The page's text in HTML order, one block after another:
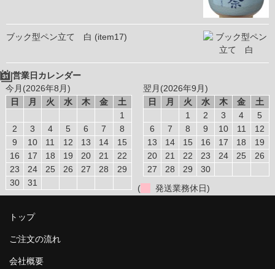
ブック型ペン立て 白 (item17)
営業日カレンダー
今月(2026年8月)
日
月 火 水 木 金
土
1
2
3 4 5 6 7
8
9
10 11 12 13 14
15
16
17 18 19 20 21
22
23
24 25 26 27 28
29
30
31
翌月(2026年9月)
日
月 火 水 木 金
土
1
2 3 4
5
6
7 8 9 10 11
12
13
14 15 16 17 18
19
20
21 22 23 24 25
26
27
28 29
30
(
発送業務休日)
トップ
ご注文の流れ
会社概要